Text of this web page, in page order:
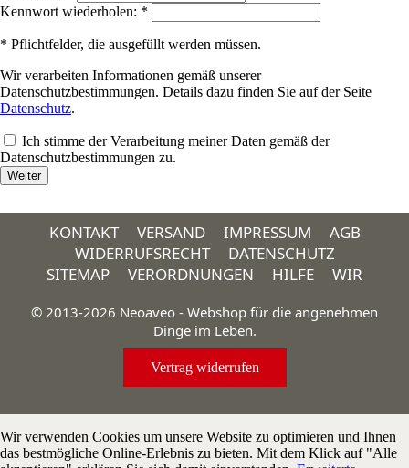
Kennwort wiederholen: *
* Pflichtfelder, die ausgefüllt werden müssen.
Wir verarbeiten Informationen gemäß unserer
Datenschutzbestimmungen. Details dazu finden Sie auf der Seite
Datenschutz.
Ich stimme der Verarbeitung meiner Daten gemäß der
Datenschutzbestimmungen zu.
KONTAKT VERSAND IMPRESSUM
AGB
WIDERRUFSRECHT
DATENSCHUTZ
SITEMAP
VERORDNUNGEN HILFE WIR
© 2013-2026 Neoaveo - Webshop für die angenehmen
Dinge im Leben.
Vertrag widerrufen
Wir verwenden Cookies um unsere Website zu optimieren und Ihnen
das bestmögliche Online-Erlebnis zu bieten. Mit dem Klick auf "Alle